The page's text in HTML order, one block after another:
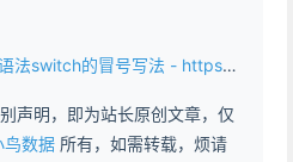
法 - https://www.abddb.com/php_alternative_syntax_of_switch.html
声明，即为站长原创文章，仅
鸟数据 所有，如需转载，烦请